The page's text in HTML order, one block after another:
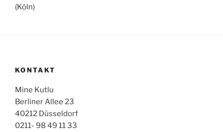
(Köln)
KONTAKT
Mine Kutlu
Berliner Allee 23
40212 Düsseldorf
0211- 98 49 11 33